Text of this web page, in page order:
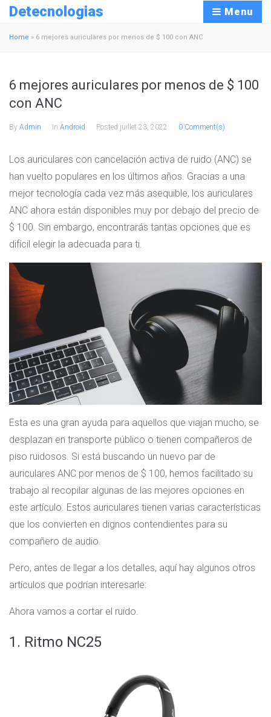
Detecnologias Menu
Home » 6 mejores auriculares por menos de $ 100 con ANC
6 mejores auriculares por menos de $ 100
con ANC
By Admin In Android Posted juillet 23, 2022 0 Comment(s)
Los auriculares con cancelación activa de ruido (ANC) se
han vuelto populares en los últimos años. Gracias a una
mejor tecnología cada vez más asequible, los auriculares
ANC ahora están disponibles muy por debajo del precio de
$ 100. Sin embargo, encontrarás tantas opciones que es
difícil elegir la adecuada para ti.
Esta es una gran ayuda para aquellos que viajan mucho, se
desplazan en transporte público o tienen compañeros de
piso ruidosos. Si está buscando un nuevo par de
auriculares ANC por menos de $ 100, hemos facilitado su
trabajo al recopilar algunas de las mejores opciones en
este artículo. Estos auriculares tienen varias características
que los convierten en dignos contendientes para su
compañero de audio.
Pero, antes de llegar a los detalles, aquí hay algunos otros
artículos que podrían interesarle:
Ahora vamos a cortar el ruido.
1. Ritmo NC25